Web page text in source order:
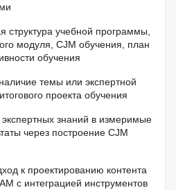
структура учебной программы,
модуля, CJM обучения, план
обучения
темы или экспертной
проекта обучения
знаний в измеримые
через построение CJM
к проектированию контента
с интеграцией инструментов